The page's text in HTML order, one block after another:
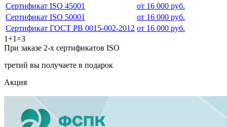
Сертификат ISO 45001
от 16 000 руб.
Сертификат ISO 50001
от 16 000 руб.
Сертификат ГОСТ РВ 0015-002-2012 от 16 000 руб.
1+1=3
При заказе 2-х сертификатов ISO
третий вы получаете в подарок
Акция